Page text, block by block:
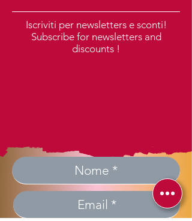
Iscriviti per newsletters e sconti!
Subscribe for newsletters and
discounts !